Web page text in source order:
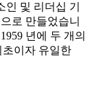
및 리더십 기
로 만들었습니
년에 두 개의
초이자 유일한